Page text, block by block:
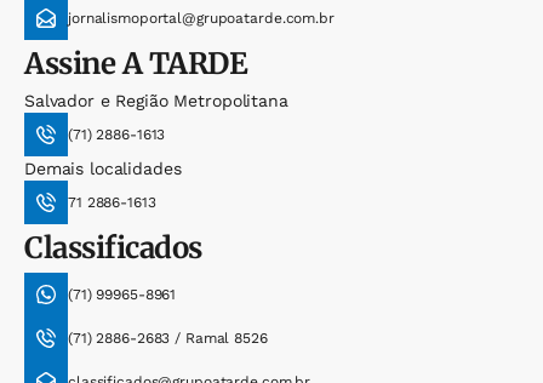
jornalismoportal@grupoatarde.com.br
AssineA TARDE
Salvador e Região Metropolitana
(71) 2886-1613
Demais localidades
71 2886-1613
Classificados
(71) 99965-8961
(71) 2886-2683 / Ramal 8526